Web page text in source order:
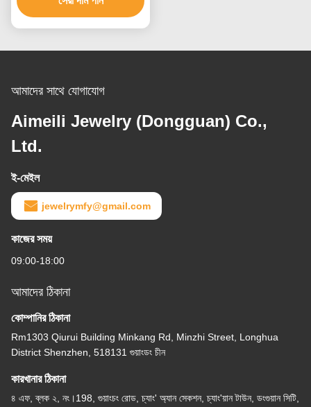
আমাদের সাথে যোগাযোগ
Aimeili Jewelry (Dongguan) Co.,
Ltd.
ই-মেইল
jewelrymfy@gmail.com
কাজের সময়
09:00-18:00
আমাদের ঠিকানা
কোম্পানির ঠিকানা
Rm1303 Qiurui Building Minkang Rd, Minzhi Street, Longhua
District Shenzhen, 518131 গুয়াংডং চীন
কারখানার ঠিকানা
৪ এফ, ব্লক ২, নং।198, গুয়াংচং রোড, চ্যাং' অ্যান সেকশন, চ্যাং'য়ান টাউন, ডংগুয়ান সিটি,